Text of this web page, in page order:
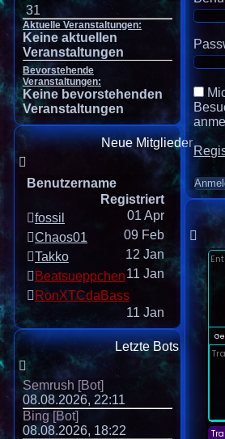
31
Aktuelle Veranstaltungen:
Keine aktuellen
Veranstaltungen
Bevorstehende
Veranstaltungen:
Keine bevorstehenden
Veranstaltungen
Neue Mitglieder
Benutzername
Registriert
fossil
01 Apr
Chaos01
09 Feb
Takko
12 Jan
Beatsueppchen11 Jan
RonXTCdaBass
11 Jan
Letzte Bots
Semrush [Bot]
08.08.2026, 22:11
Bing [Bot]
08.08.2026, 18:22